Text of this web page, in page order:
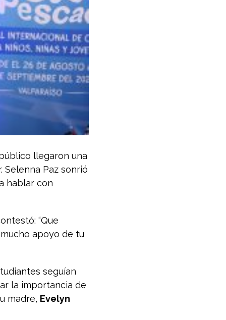
llegaron una
Selenna Paz sonrió
hablar con
“Que
apoyo de tu
seguían
la importancia de
u madre, Evelyn